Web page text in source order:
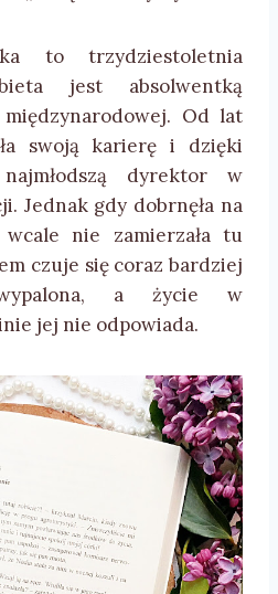
to trzydziestoletnia
jest absolwentką
Od lat
swoją karierę i dzięki
dyrektor w
Jednak gdy dobrnęła na
wcale nie zamierzała tu
czuje się coraz bardziej
a życie w
jej nie odpowiada.